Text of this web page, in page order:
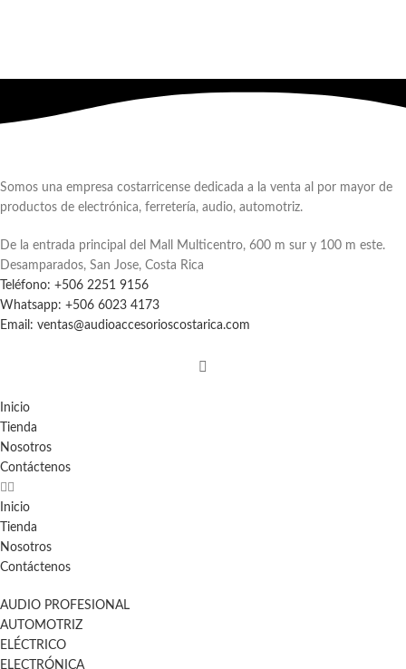
Somos una empresa costarricense dedicada a la venta al por mayor de
productos de electrónica, ferretería, audio, automotriz.
De la entrada principal del Mall Multicentro, 600 m sur y 100 m este.
Desamparados, San Jose, Costa Rica
Teléfono: +506 2251 9156
Whatsapp: +506 6023 4173
Email: ventas@audioaccesorioscostarica.com
Inicio
Tienda
Nosotros
Contáctenos
Inicio
Tienda
Nosotros
Contáctenos
AUDIO PROFESIONAL
AUTOMOTRIZ
ELÉCTRICO
ELECTRÓNICA